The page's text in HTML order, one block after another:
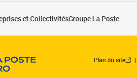
et CollectivitésGroupe La Poste
Plan du site